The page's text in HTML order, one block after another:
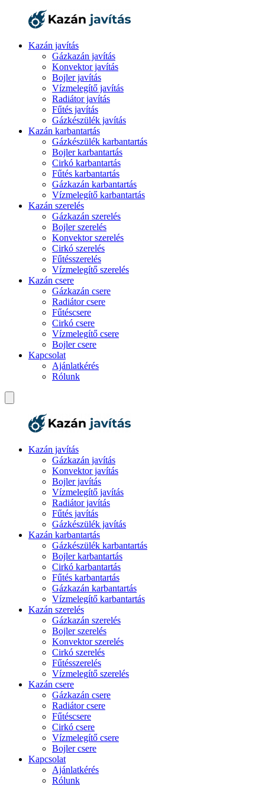
Kazán javítás
Gázkazán javítás
Konvektor javítás
Bojler javítás
Vízmelegítő javítás
Radiátor javítás
Fűtés javítás
Gázkészülék javítás
Kazán karbantartás
Gázkészülék karbantartás
Bojler karbantartás
Cirkó karbantartás
Fűtés karbantartás
Gázkazán karbantartás
Vízmelegítő karbantartás
Kazán szerelés
Gázkazán szerelés
Bojler szerelés
Konvektor szerelés
Cirkó szerelés
Fűtésszerelés
Vízmelegítő szerelés
Kazán csere
Gázkazán csere
Radiátor csere
Fűtéscsere
Cirkó csere
Vízmelegítő csere
Bojler csere
Kapcsolat
Ajánlatkérés
Rólunk
Kazán javítás
Gázkazán javítás
Konvektor javítás
Bojler javítás
Vízmelegítő javítás
Radiátor javítás
Fűtés javítás
Gázkészülék javítás
Kazán karbantartás
Gázkészülék karbantartás
Bojler karbantartás
Cirkó karbantartás
Fűtés karbantartás
Gázkazán karbantartás
Vízmelegítő karbantartás
Kazán szerelés
Gázkazán szerelés
Bojler szerelés
Konvektor szerelés
Cirkó szerelés
Fűtésszerelés
Vízmelegítő szerelés
Kazán csere
Gázkazán csere
Radiátor csere
Fűtéscsere
Cirkó csere
Vízmelegítő csere
Bojler csere
Kapcsolat
Ajánlatkérés
Rólunk